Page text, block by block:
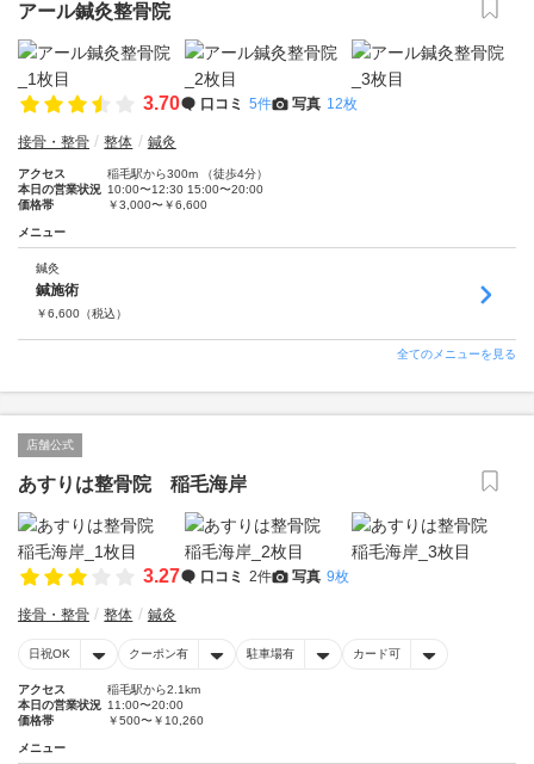
アール鍼灸整骨院
3.70 口コミ 5件 写真 12枚
接骨・整骨 整体 鍼灸
アクセス
稲毛駅から300m （徒歩4分）
本日の営業状況 10:00〜12:30 15:00〜20:00
価格帯
￥3,000〜￥6,600
メニュー
鍼灸
鍼施術
￥6,600 （税込）
全てのメニューを見る
店舗公式
あすりは整骨院 稲毛海岸
3.27 口コミ 2件 写真 9枚
接骨・整骨 整体 鍼灸
日祝OK クーポン有 駐車場有 カード可
アクセス
稲毛駅から2.1km
本日の営業状況 11:00〜20:00
価格帯
￥500〜￥10,260
メニュー